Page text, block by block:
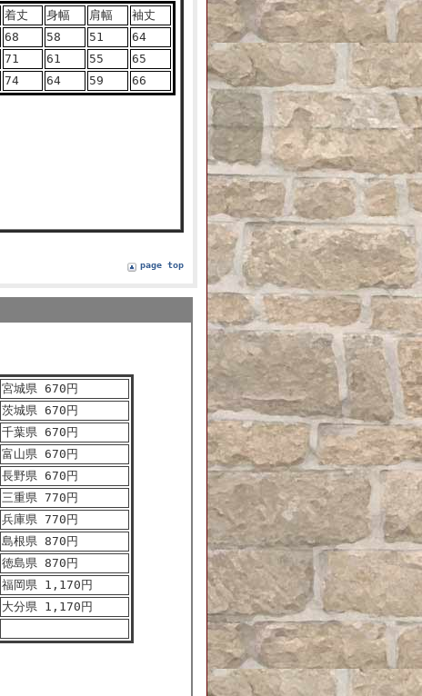
着丈 身幅 肩幅
袖丈
68 58 51
64
71 61 55
65
74 64 59 66
page top
宮城県 670円
茨城県 670円
千葉県 670円
富山県 670円
長野県 670円
三重県 770円
兵庫県 770円
島根県 870円
徳島県 870円
福岡県 1,170円
大分県 1,170円